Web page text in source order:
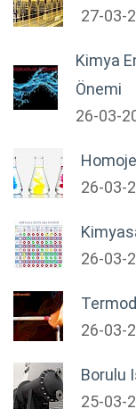
27-03-
Kimya
Önemi
26-03-
26-03-
26-03-
26-03-
Borulu
25-03-